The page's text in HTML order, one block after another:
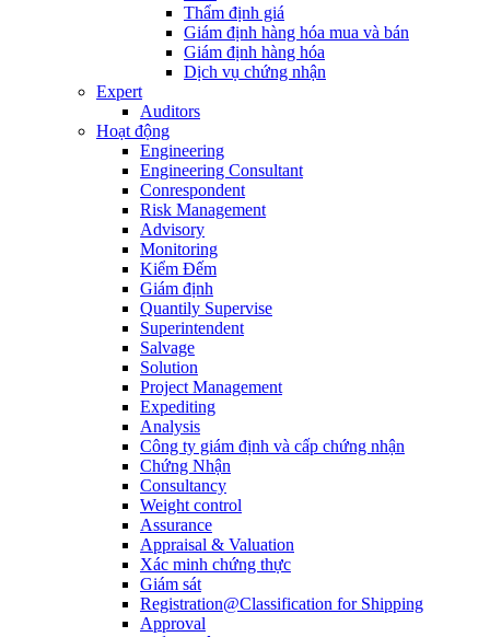
Thẩm định giá
Giám định hàng hóa mua và bán
Giám định hàng hóa
Dịch vụ chứng nhận
Expert
Auditors
Hoạt động
Engineering
Engineering Consultant
Conrespondent
Risk Management
Advisory
Monitoring
Kiểm Đếm
Giám định
Quantily Supervise
Superintendent
Salvage
Solution
Project Management
Expediting
Analysis
Công ty giám định và cấp chứng nhận
Chứng Nhận
Consultancy
Weight control
Assurance
Appraisal & Valuation
Xác minh chứng thực
Giám sát
Registration@Classification for Shipping
Approval